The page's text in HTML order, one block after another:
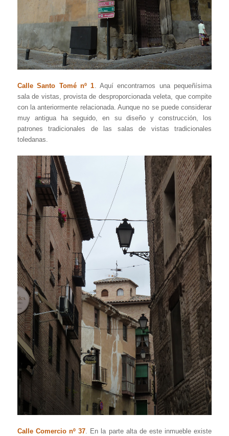
Calle Santo Tomé nº 1 . Aquí encontramos una pequeñísima
sala de vistas, provista de desproporcionada veleta, que compite
con la anteriormente relacionada. Aunque no se puede considerar
muy antigua ha seguido, en su diseño y construcción, los
patrones tradicionales de las salas de vistas tradicionales
toledanas.
Calle Comercio nº 37. En la parte alta de este inmueble existe